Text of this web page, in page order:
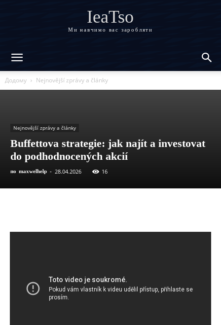
IeaTso
Ми навчимо вас заробляти
Додому Nejnovější zprávy a články
Nejnovější zprávy a články
Buffettova strategie: jak najít a investovat
do podhodnocených akcií
по maxwelhelp - 28.04.2026 16